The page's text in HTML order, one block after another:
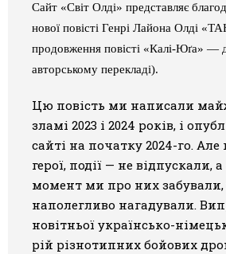
Сайт «Світ Олді» представляє
нової повісті Генрі Лайона Олді «
продовження повісті «Калі-Юґа» —
авторському перекладі).
Цю повість ми написали
зламі 2023 і 2024 років, і
сайті на початку 2024-го. Але
герої, події — не відпускали,
момент ми про них забували,
наполегливо нагадували.
новітньої українсько-
рій різнотипних бойових